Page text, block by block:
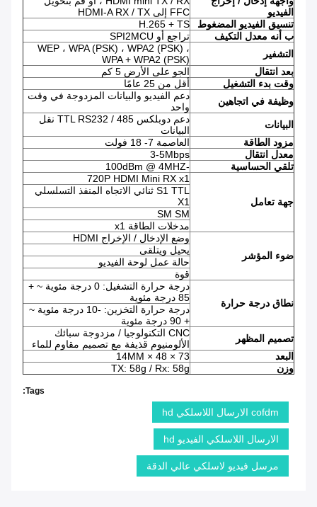
الفيديو
FFC إلى HDMI-A RX / TX
تنسيق الفيديو المضغوط
H.265 + TS
ب أنه معدل التكيف
تراجع أو SPI2MCU
التشفير
WEP ، WPA (PSK) ، WPA2 (PSK) ،
WPA + WPA2 (PSK)
بعد انتقال
الجو على الأرض 5 كم
وقت بدء التشغيل
أقل من 25 عامًا
وظيفة في اتجاهين
دعم الفيديو والبيانات المزدوجة في وقت
واحد
البيانات
دعم دوبلكس TTL RS232 / 485 نقل
البيانات
مزود الطاقة
العاصمة 7- 18 فولت
معدل انتقال
3-5Mbps
تلقي الحساسية
-100dBm @ 4MHZ
جهة تعامل
720P HDMI Mini RX x1
S1 TTL ثنائي الاتجاه المنفذ التسلسلي
X1
SM SM
مدخلات الطاقة x1
ضوء المؤشر
وضع الإدخال / الإخراج HDMI
يحيل ويتلقى
حالة عمل لوحة الفيديو
قوة
نطاق درجة حرارة
درجة حرارة التشغيل: 0 درجة مئوية ~ +
85 درجة مئوية
درجة حرارة التخزين: -10 درجة مئوية ~
+ 90 درجة مئوية
تصميم المظهر
CNC التكنولوجيا / مزدوجة سبائك
الألومنيوم قذيفة مع تصميم مقاوم للماء
البعد
73 × 48 × 14MM
وزن
TX: 58g / Rx: 58g
Tags:
cofdm الارسال اللاسلكي hd
الارسال اللاسلكي الفيديو hd
مرسل فيديو لاسلكي عالي الدقة